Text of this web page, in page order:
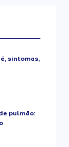
sintomas,
pulmão: